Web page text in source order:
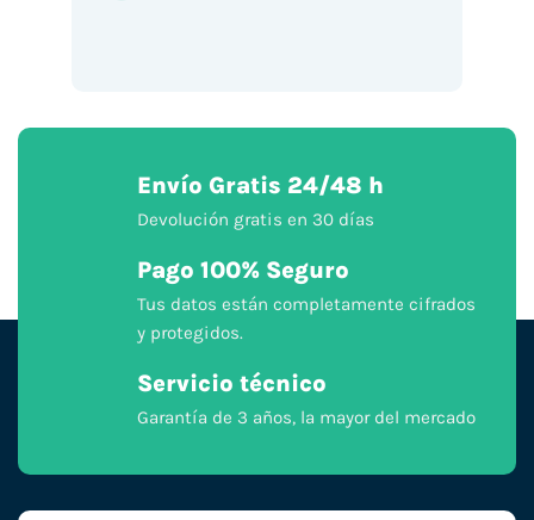
Envío Gratis 24/48 h
Devolución gratis en 30 días
Pago 100% Seguro
Tus datos están completamente cifrados
y protegidos.
Servicio técnico
Garantía de 3 años, la mayor del mercado